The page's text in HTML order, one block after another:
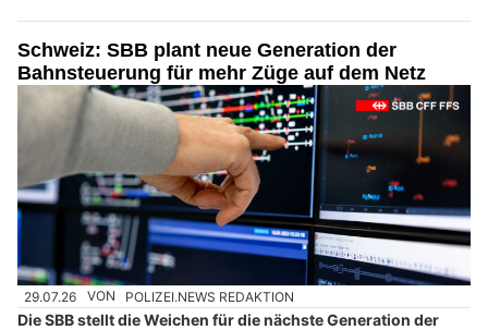
Schweiz: SBB plant neue Generation der
Bahnsteuerung für mehr Züge auf dem Netz
29.07.26 VON POLIZEI.NEWS REDAKTION
Die SBB stellt die Weichen für die nächste Generation der